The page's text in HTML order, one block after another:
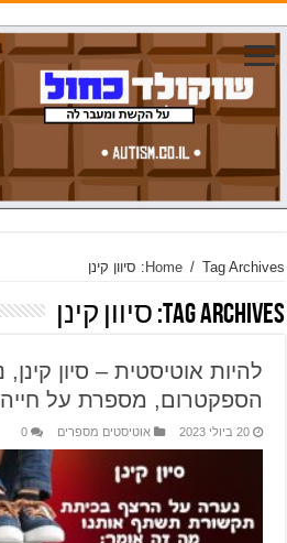
Home / Tag Archives: סיוון קינן
Tag Archives: סיוון קינן
הספקטרום, מספרת על חייה
20 ביולי 2023 אוטיסטים מספרים 0